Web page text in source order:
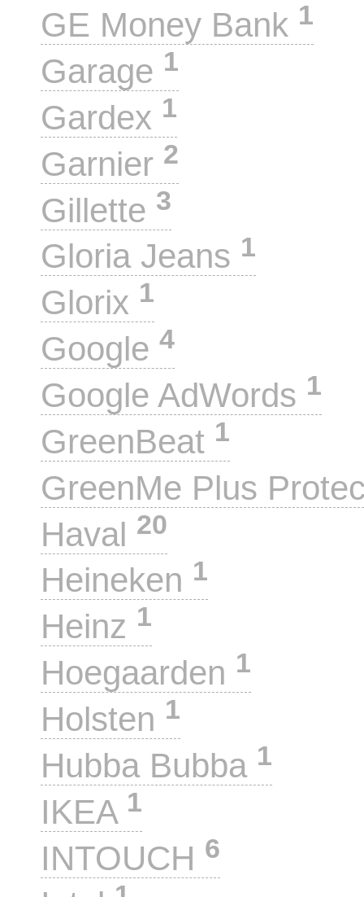
GE Money Bank 1
Garage 1
Gardex 1
Garnier 2
Gillette 3
Gloria Jeans 1
Glorix 1
Google 4
Google AdWords 1
GreenBeat 1
GreenMe Plus
Haval 20
Heineken 1
Heinz 1
Hoegaarden 1
Holsten 1
Hubba Bubba 1
IKEA 1
INTOUCH 6